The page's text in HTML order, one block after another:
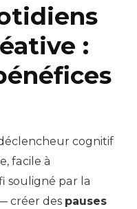
:
cognitif
facile à
souligné par la
créer des pauses